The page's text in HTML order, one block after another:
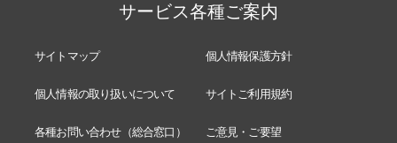
サービス各種ご案内
サイトマップ 個人情報保護方針
個人情報の取り扱いについて サイトご利用規約
各種お問い合わせ（総合窓口） ご意見・ご要望